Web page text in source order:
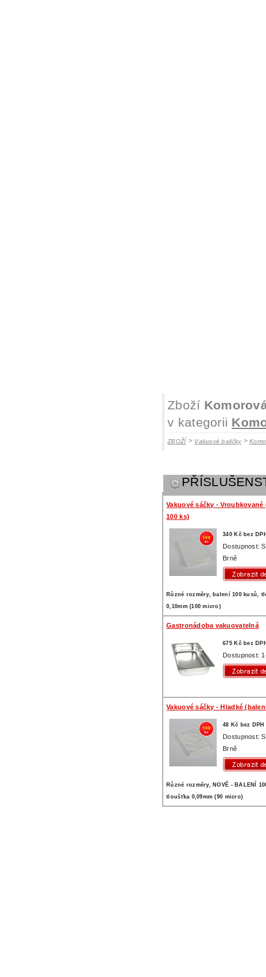
Zboží
v kategorii
ZBOŽÍ> Vakuové baličky>
Vakuové sáčky - Vroubkované
100 ks)
340 Kč bez
Dostupnost:
Brně
Různé rozměry, balení 100 kusů,
0,10mm (100 micro)
Gastronádoba vakuovatelná
675 Kč bez
Dostupnost:
Vakuové sáčky - Hladké
48 Kč bez DPH
Dostupnost:
Brně
Různé rozměry, NOVĚ - BALENÍ
tloušťka 0,09mm (90 micro)